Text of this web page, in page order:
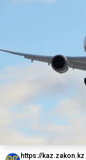
https://kaz.zakon.kz